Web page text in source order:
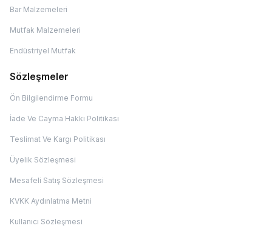
Bar Malzemeleri
Mutfak Malzemeleri
Endüstriyel Mutfak
Sözleşmeler
Ön Bilgilendirme Formu
İade Ve Cayma Hakkı Politikası
Teslimat Ve Kargı Politikası
Üyelik Sözleşmesi
Mesafeli Satış Sözleşmesi
KVKK Aydınlatma Metni
Kullanıcı Sözleşmesi